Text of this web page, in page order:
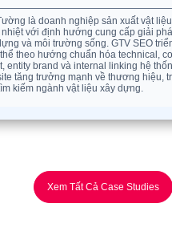
là doanh nghiệp sản xuất vật
nhiệt với định hướng cung cấp giải
và môi trường sống. GTV SEO
theo hướng chuẩn hóa technical,
entity brand và internal linking hệ
tăng trưởng mạnh về thương hiệu,
kiếm ngành vật liệu xây dựng.
Xem Tất Cả Case Studies